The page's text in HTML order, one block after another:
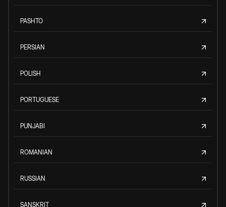
PASHTO
PERSIAN
POLISH
PORTUGUESE
PUNJABI
ROMANIAN
RUSSIAN
SANSKRIT